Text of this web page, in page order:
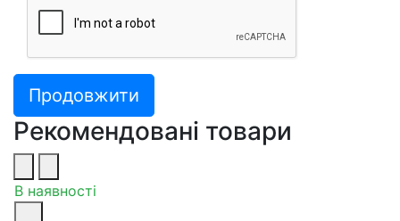
Продовжити
Рекомендовані товари
В наявності